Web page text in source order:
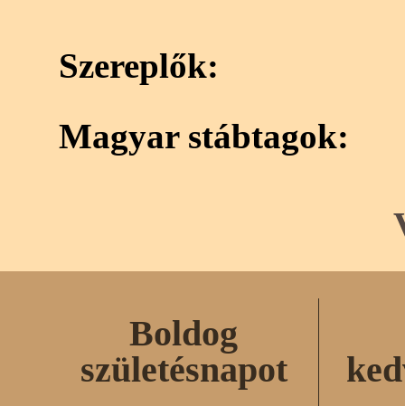
Szereplők:
Magyar stábtagok:
Boldog
születésnapot